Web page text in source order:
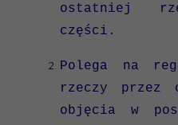
ostatniej
części.
Polega na
rzeczy przez
objęcia w